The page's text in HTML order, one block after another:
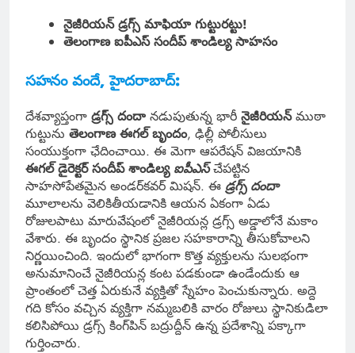
నైజీరియన్ డ్రగ్స్ మాఫియా గుట్టురట్టు!
తెలంగాణ ఐపీఎస్ సందీప్ శాండిల్య సాహసం
సహనం వందే, హైదరాబాద్:
దేశవ్యాప్తంగా డ్రగ్స్ దందా నడుపుతున్న భారీ నైజీరియన్ముఠా
గుట్టును తెలంగాణ ఈగల్ బృందం, ఢిల్లీ పోలీసులు
సంయుక్తంగా ఛేదించాయి. ఈ మెగా ఆపరేషన్ విజయానికి
ఈగల్ డైరెక్టర్ సందీప్ శాండిల్య ఐపీఎస్చేపట్టిన
సాహసోపేతమైన అండర్‌కవర్ మిషన్. ఈ డ్రగ్స్ దందా
మూలాలను వెలికితీయడానికి ఆయన ఏకంగా ఏడు
రోజులపాటు మారువేషంలో నైజీరియన్ల డ్రగ్స్ అడ్డాలోనే మకాం
వేశారు. ఈ బృందం స్థానిక ప్రజల సహకారాన్ని తీసుకోవాలని
నిర్ణయించింది. ఇందులో భాగంగా కొత్త వ్యక్తులను సులభంగా
అనుమానించే నైజీరియన్ల కంట పడకుండా ఉండేందుకు ఆ
ప్రాంతంలో చెత్త ఏరుకునే వ్యక్తితో స్నేహం పెంచుకున్నారు. అద్దె
గది కోసం వచ్చిన వ్యక్తిగా నమ్మబలికి వారం రోజులు స్థానికుడిలా
కలిసిపోయి డ్రగ్స్ కింగ్‌పిన్ బద్రుద్దీన్ ఉన్న ప్రదేశాన్ని పక్కాగా
గుర్తించారు.